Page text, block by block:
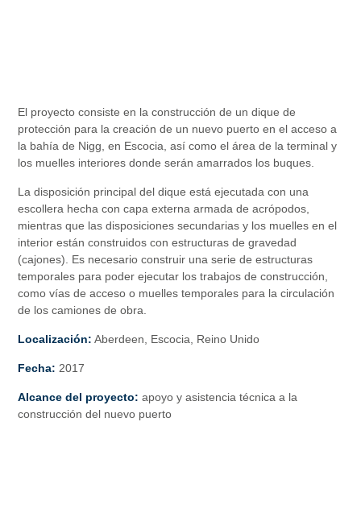
El proyecto consiste en la construcción de un dique de
protección para la creación de un nuevo puerto en el acceso a
la bahía de Nigg, en Escocia, así como el área de la terminal y
los muelles interiores donde serán amarrados los buques.
La disposición principal del dique está ejecutada con una
escollera hecha con capa externa armada de acrópodos,
mientras que las disposiciones secundarias y los muelles en el
interior están construidos con estructuras de gravedad
(cajones). Es necesario construir una serie de estructuras
temporales para poder ejecutar los trabajos de construcción,
como vías de acceso o muelles temporales para la circulación
de los camiones de obra.
Localización: Aberdeen, Escocia, Reino Unido
Fecha: 2017
Alcance del proyecto: apoyo y asistencia técnica a la
construcción del nuevo puerto